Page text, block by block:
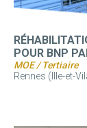
POUR BNP
MOE / Tertiaire
Rennes (Ille-et-